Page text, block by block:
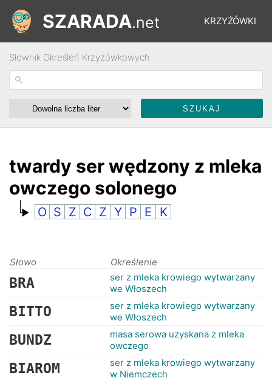
KRZYŻÓWKI
ŁAMIGŁÓWKI
RANKINGI
SZARADA.net
Słownik Określeń Krzyżówkowych
twardy ser wędzony z mleka
owczego solonego
O S Z C Z Y P E K
Słowo Określenie
BRA
ser z mleka krowiego wytwarzany
we Włoszech
BITTO
ser z mleka krowiego wytwarzany
we Włoszech
BUNDZ
masa serowa uzyskana z mleka
owczego
BIAROM
ser z mleka krowiego wytwarzany
w Niemczech